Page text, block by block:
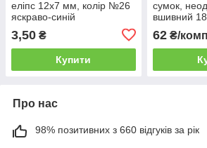
еліпс 12х7 мм, колір №26
яскраво-синій
3,50 ₴
Купити
сумок,
вшивний
62₴/
Про нас
98% позитивних з 660 відгуків за рік